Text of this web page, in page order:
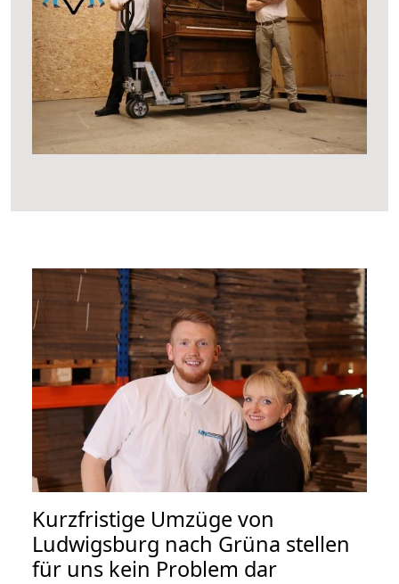
Kurzfristige Umzüge von
Ludwigsburg nach Grüna stellen
für uns kein Problem dar